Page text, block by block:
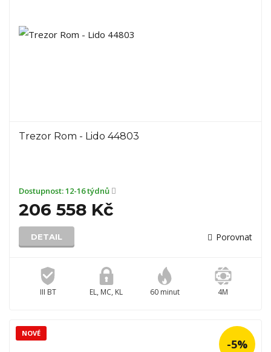
Trezor Rom - Lido 44803
Dostupnost:12-16 týdnů
206 558 Kč
DETAIL Porovnat
III BT EL, MC, KL 60 minut 4M
NOVÉ
-5%